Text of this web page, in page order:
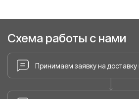
Схема работы с нами
Принимаем заявку на доставку